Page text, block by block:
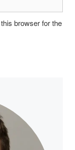
browser for the